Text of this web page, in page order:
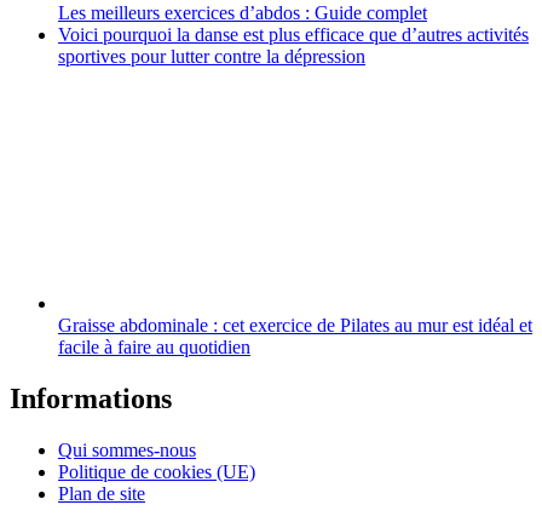
Les meilleurs exercices d’abdos : Guide complet
Voici pourquoi la danse est plus efficace que d’autres activités
sportives pour lutter contre la dépression
Graisse abdominale : cet exercice de Pilates au mur est idéal et
facile à faire au quotidien
Informations
Qui sommes-nous
Politique de cookies (UE)
Plan de site